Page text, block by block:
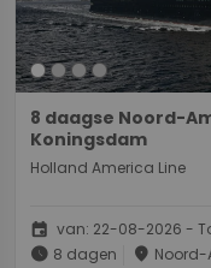
8 daagse Noord-
Koningsdam
Holland America Line
event van: 22-08-2026 -
schedule 8 dagen place Noord-